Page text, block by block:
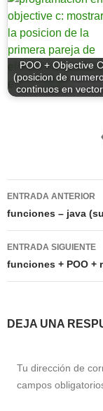
POO + Objective C
(posicion de
continuos en
Navegación
de
entradas
ENTRADA ANTERIOR
funciones – java
ENTRADA SIGUIENTE
funciones + POO +
DEJA UNA
Tu dirección de
campos